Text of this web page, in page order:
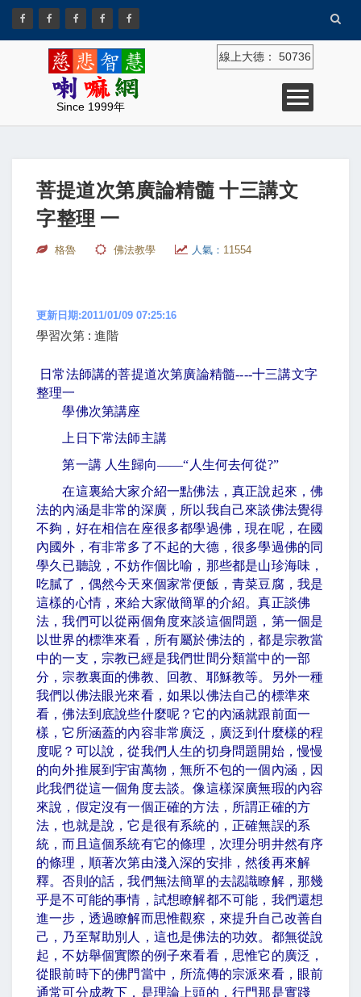
Since 1999年
線上大德： 50736
菩提道次第廣論精髓 十三講文
字整理 一
格魯 佛法教學 人氣： 11554
更新日期:2011/01/09 07:25:16
學習次第 : 進階
日常法師講的菩提道次第廣論精髓----十三講文字
整理一
學佛次第講座
上日下常法師主講
第一講 人生歸向——“ 人生何去何從?”
在這裏給大家介紹一點佛法，真正說起來，佛
法的內涵是非常的深廣，所以我自己來談佛法覺得
不夠，好在相信在座很多都學過佛，現在呢，在國
內國外，有非常多了不起的大德，很多學過佛的同
學久已聽說，不妨作個比喻，那些都是山珍海味，
吃膩了，偶然今天來個家常便飯，青菜豆腐，我是
這樣的心情，來給大家做簡單的介紹。真正談佛
法，我們可以從兩個角度來談這個問題，第一個是
以世界的標準來看，所有屬於佛法的，都是宗教當
中的一支，宗教已經是我們世間分類當中的一部
分，宗教裏面的佛教、回教、耶穌教等。另外一種
我們以佛法眼光來看，如果以佛法自己的標準來
看，佛法到底說些什麼呢？它的內涵就跟前面一
樣，它所涵蓋的內容非常廣泛，廣泛到什麼樣的程
度呢？可以說，從我們人生的切身問題開始，慢慢
的向外推展到宇宙萬物，無所不包的一個內涵，因
此我們從這一個角度去談。像這樣深廣無瑕的內容
來說，假定沒有一個正確的方法，所謂正確的方
法，也就是說，它是很有系統的，正確無誤的系
統，而且這個系統有它的條理，次理分明井然有序
的條理，順著次第由淺入深的安排，然後再來解
釋。否則的話，我們無法簡單的去認識瞭解，那幾
乎是不可能的事情，試想瞭解都不可能，我們還想
進一步，透過瞭解而思惟觀察，來提升自己改善自
己，乃至幫助別人，這也是佛法的功效。都無從說
起，不妨舉個實際的例子來看看，思惟它的廣泛，
從眼前時下的佛門當中，所流傳的宗派來看，眼前
通常可分成教下，是理論上頭的，行門那是實踐